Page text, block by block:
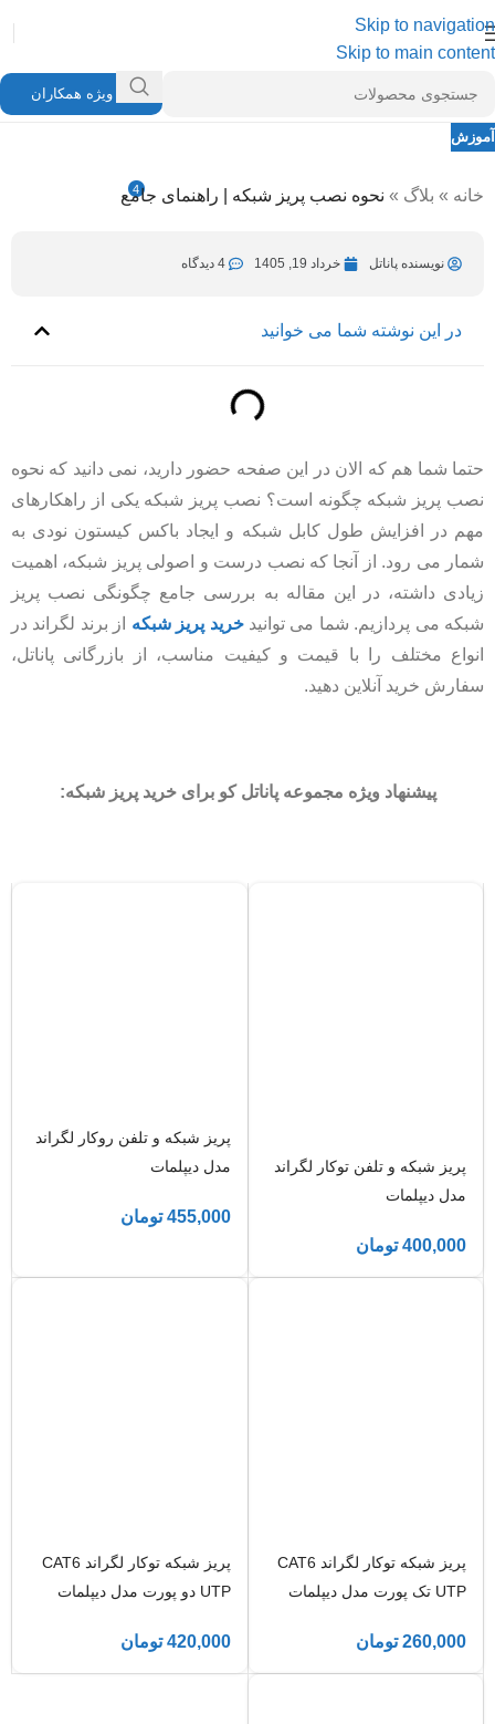
Skip to navigation
Skip to main content
ویژه همکاران
آموزش
نویسنده پاناتلخرداد 20, 1405 در خرداد 19, 1405
4 خانه » بلاگ » نحوه نصب پریز شبکه | راهنمای جامع
نویسنده پاناتل خرداد 19, 1405 4 دیدگاه
در این نوشته شما می خوانید
حتما شما هم که الان در این صفحه حضور دارید، نمی دانید که نحوه
نصب پریز شبکه چگونه است؟ نصب پریز شبکه یکی از راهکارهای
مهم در افزایش طول کابل شبکه و ایجاد باکس کیستون نودی به
شمار می رود. از آنجا که نصب درست و اصولی پریز شبکه، اهمیت
زیادی داشته، در این مقاله به بررسی جامع چگونگی نصب پریز
شبکه می پردازیم. شما می توانیدخرید پریز شبکه از برند لگراند در
انواع مختلف را با قیمت و کیفیت مناسب، از بازرگانی پاناتل،
سفارش خرید آنلاین دهید.
پیشنهاد ویژه مجموعه پاناتل کو برای خرید پریز شبکه:
پریز شبکه و تلفن توکار لگراند
مدل دیپلمات
400,000 تومان
پریز شبکه و تلفن روکار لگراند
مدل دیپلمات
455,000 تومان
پریز شبکه توکار لگراند CAT6
UTP تک پورت مدل دیپلمات
260,000 تومان
پریز شبکه توکار لگراند CAT6
UTP دو پورت مدل دیپلمات
420,000 تومان